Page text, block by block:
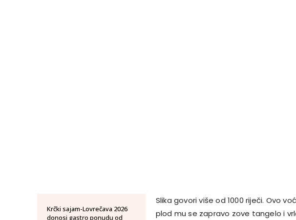
Krčki sajam-Lovrečava 2026
donosi gastro ponudu od
Slika govori više od 1000 riječi. Ovo
plod mu se zapravo zove tangelo i